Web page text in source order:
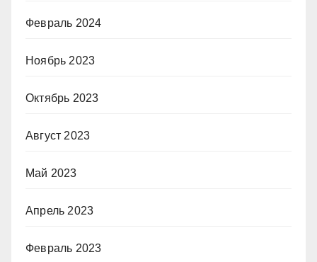
Февраль 2024
Ноябрь 2023
Октябрь 2023
Август 2023
Май 2023
Апрель 2023
Февраль 2023